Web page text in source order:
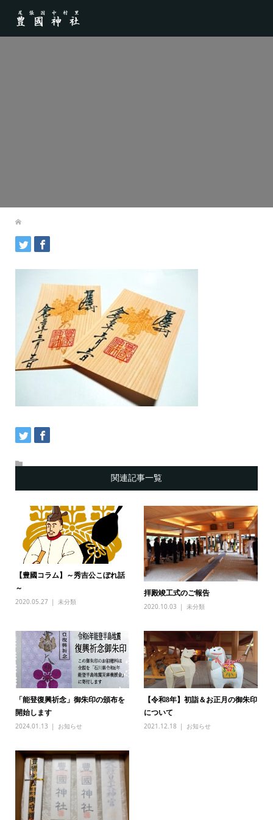
関連記事一覧
【豊國コラム】～秀吉公こぼれ話
～
2020.05.27
未分類
拝殿竣工式のご報告
2020.10.03
未分類
「能登復興祈念」御朱印の頒布を
開始します
2024.01.13
お知らせ
【令和8年】初詣＆お正月の御朱印
について
2021.12.18
お知らせ